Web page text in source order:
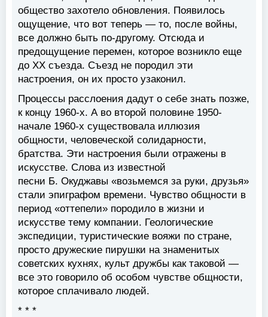
общество захотело обновления. Появилось
ощущение, что вот теперь — то, после войны,
все должно быть по-другому. Отсюда и
предощущение перемен, которое возникло еще
до ХХ съезда. Съезд не породил эти
настроения, он их просто узаконил.
Процессы расслоения дадут о себе знать позже,
к концу 1960-х. А во второй половине 1950-
начале 1960-х существовала иллюзия
общности, человеческой солидарности,
братства. Эти настроения были отражены в
искусстве. Слова из известной
песни Б. Окуджавы «возьмемся за руки, друзья»
стали эпиграфом времени. Чувство общности в
период «оттепели» породило в жизни и
искусстве тему компании. Геологические
экспедиции, туристические вояжи по стране,
просто дружеские пирушки на знаменитых
советских кухнях, культ дружбы как таковой —
все это говорило об особом чувстве общности,
которое сплачивало людей.
* * *